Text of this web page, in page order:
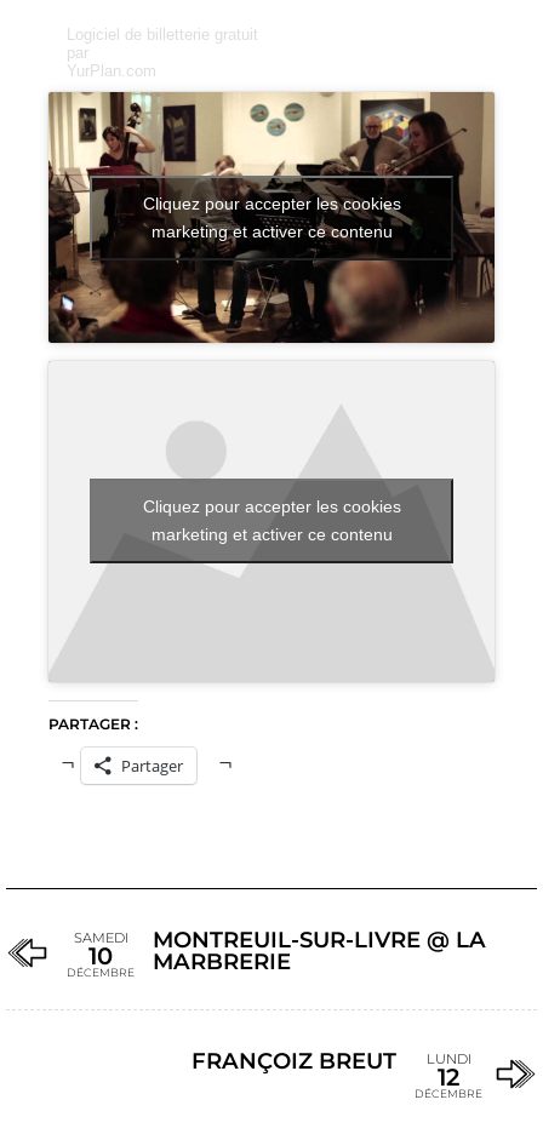
Logiciel de billetterie gratuit
par
YurPlan.com
Cliquez pour accepter les cookies
marketing et activer ce contenu
Cliquez pour accepter les cookies
marketing et activer ce contenu
PARTAGER :
Partager
SAMEDI
10
DÉCEMBRE
MONTREUIL-SUR-LIVRE @ LA
MARBRERIE
FRANÇOIZ BREUT LUNDI
12
DÉCEMBRE